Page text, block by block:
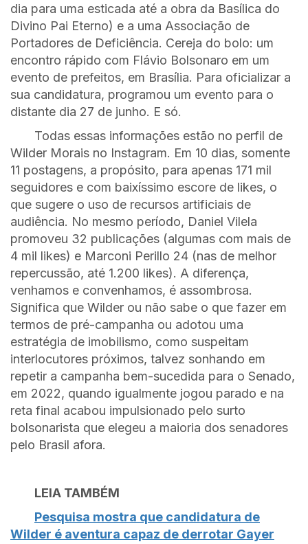
dia para uma esticada até a obra da Basílica do
Divino Pai Eterno) e a uma Associação de
Portadores de Deficiência. Cereja do bolo: um
encontro rápido com Flávio Bolsonaro em um
evento de prefeitos, em Brasília. Para oficializar a
sua candidatura, programou um evento para o
distante dia 27 de junho. E só.
Todas essas informações estão no perfil de
Wilder Morais no Instagram. Em 10 dias, somente
11 postagens, a propósito, para apenas 171 mil
seguidores e com baixíssimo escore de likes, o
que sugere o uso de recursos artificiais de
audiência. No mesmo período, Daniel Vilela
promoveu 32 publicações (algumas com mais de
4 mil likes) e Marconi Perillo 24 (nas de melhor
repercussão, até 1.200 likes). A diferença,
venhamos e convenhamos, é assombrosa.
Significa que Wilder ou não sabe o que fazer em
termos de pré-campanha ou adotou uma
estratégia de imobilismo, como suspeitam
interlocutores próximos, talvez sonhando em
repetir a campanha bem-sucedida para o Senado,
em 2022, quando igualmente jogou parado e na
reta final acabou impulsionado pelo surto
bolsonarista que elegeu a maioria dos senadores
pelo Brasil afora.
LEIA TAMBÉM
Pesquisa mostra que candidatura de
Wilder é aventura capaz de derrotar Gayer